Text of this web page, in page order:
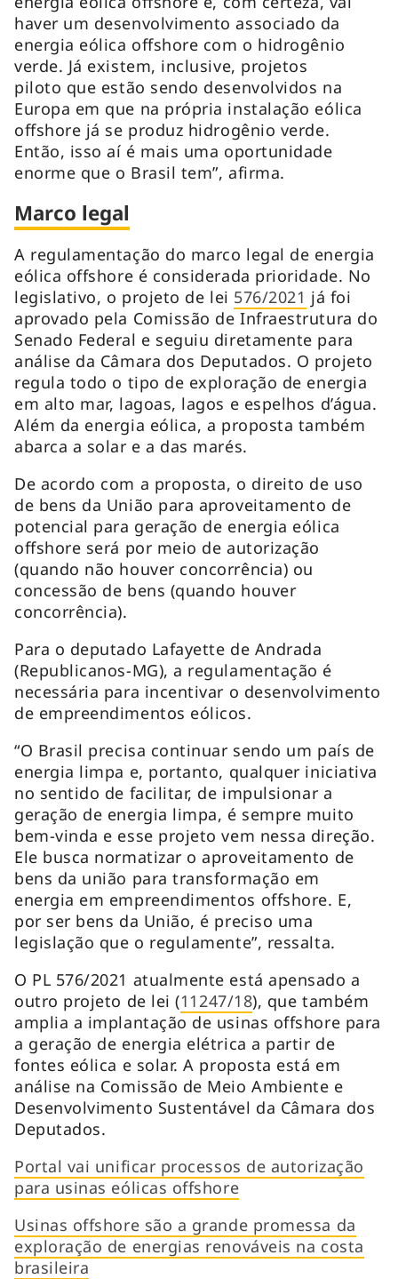
haver um desenvolvimento associado da
energia eólica offshore com o hidrogênio
verde. Já existem, inclusive, projetos
piloto que estão sendo desenvolvidos na
Europa em que na própria instalação eólica
offshore já se produz hidrogênio verde.
Então, isso aí é mais uma oportunidade
enorme que o Brasil tem”, afirma.
Marco legal
A regulamentação do marco legal de energia
eólica offshore é considerada prioridade. No
legislativo, o projeto de lei 576/2021 já foi
aprovado pela Comissão de Infraestrutura do
Senado Federal e seguiu diretamente para
análise da Câmara dos Deputados. O projeto
regula todo o tipo de exploração de energia
em alto mar, lagoas, lagos e espelhos d’água.
Além da energia eólica, a proposta também
abarca a solar e a das marés.
De acordo com a proposta, o direito de uso
de bens da União para aproveitamento de
potencial para geração de energia eólica
offshore será por meio de autorização
(quando não houver concorrência) ou
concessão de bens (quando houver
concorrência).
Para o deputado Lafayette de Andrada
(Republicanos-MG), a regulamentação é
necessária para incentivar o desenvolvimento
de empreendimentos eólicos.
“O Brasil precisa continuar sendo um país de
energia limpa e, portanto, qualquer iniciativa
no sentido de facilitar, de impulsionar a
geração de energia limpa, é sempre muito
bem-vinda e esse projeto vem nessa direção.
Ele busca normatizar o aproveitamento de
bens da união para transformação em
energia em empreendimentos offshore. E,
por ser bens da União, é preciso uma
legislação que o regulamente”, ressalta.
O PL 576/2021 atualmente está apensado a
outro projeto de lei (11247/18), que também
amplia a implantação de usinas offshore para
a geração de energia elétrica a partir de
fontes eólica e solar. A proposta está em
análise na Comissão de Meio Ambiente e
Desenvolvimento Sustentável da Câmara dos
Deputados.
Portal vai unificar processos de autorização
para usinas eólicas offshore
Usinas offshore são a grande promessa da
exploração de energias renováveis na costa
brasileira